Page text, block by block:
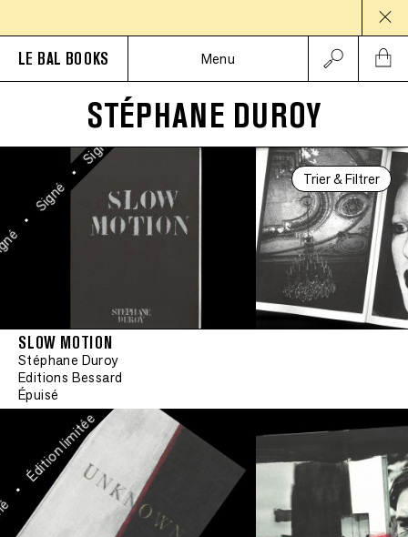
LE BAL BOOKS Menu
STÉPHANE DUROY
Trier & Filtrer
•
Signé
•
Signé
•
Signé
•
Signé
•
SLOW MOTION
Stéphane Duroy
Editions Bessard
Épuisé
•
Édition limitée
•
Signé
Édition limitée
Signé
•
Édition limitée